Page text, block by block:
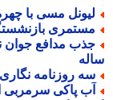
مسی با چهره
مدافع جوان
روزنامه نگاری که
پاکی سرمربی